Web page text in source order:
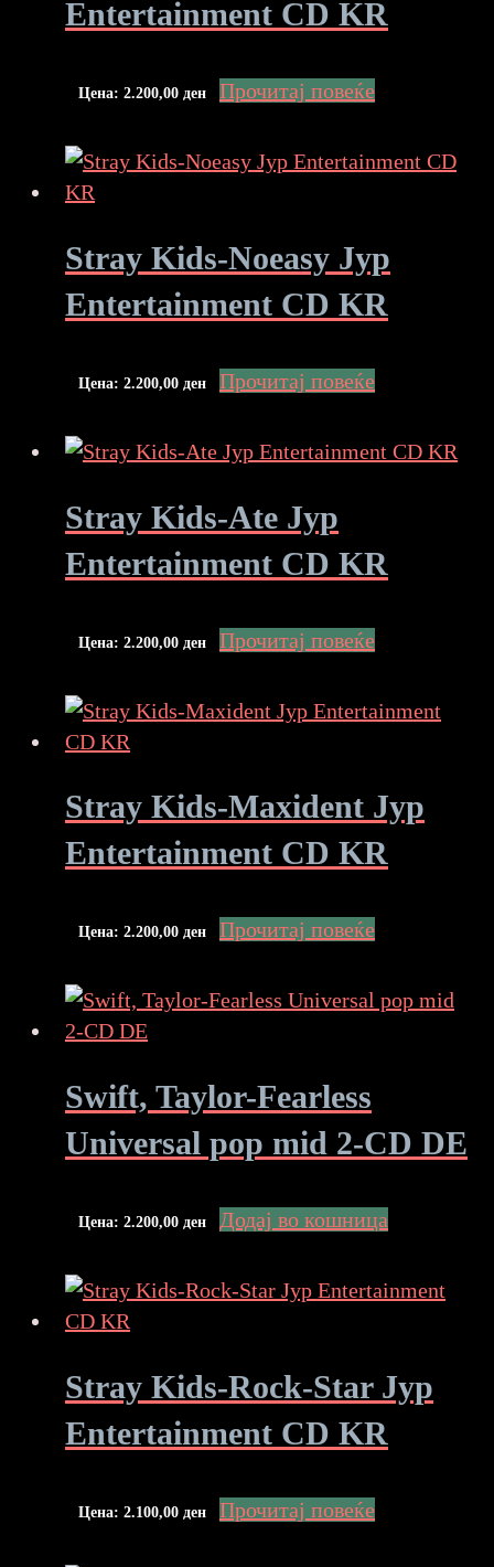
Entertainment CD KR
Цена: 2.200,00 ден Прочитај повеќе
Stray Kids-Noeasy Jyp
Entertainment CD KR
Цена: 2.200,00 ден Прочитај повеќе
Stray Kids-Ate Jyp
Entertainment CD KR
Цена: 2.200,00 ден Прочитај повеќе
Stray Kids-Maxident Jyp
Entertainment CD KR
Цена: 2.200,00 ден Прочитај повеќе
Swift, Taylor-Fearless
Universal pop mid 2-CD DE
Цена: 2.200,00 ден Додај во кошница
Stray Kids-Rock-Star Jyp
Entertainment CD KR
Цена: 2.100,00 ден Прочитај повеќе